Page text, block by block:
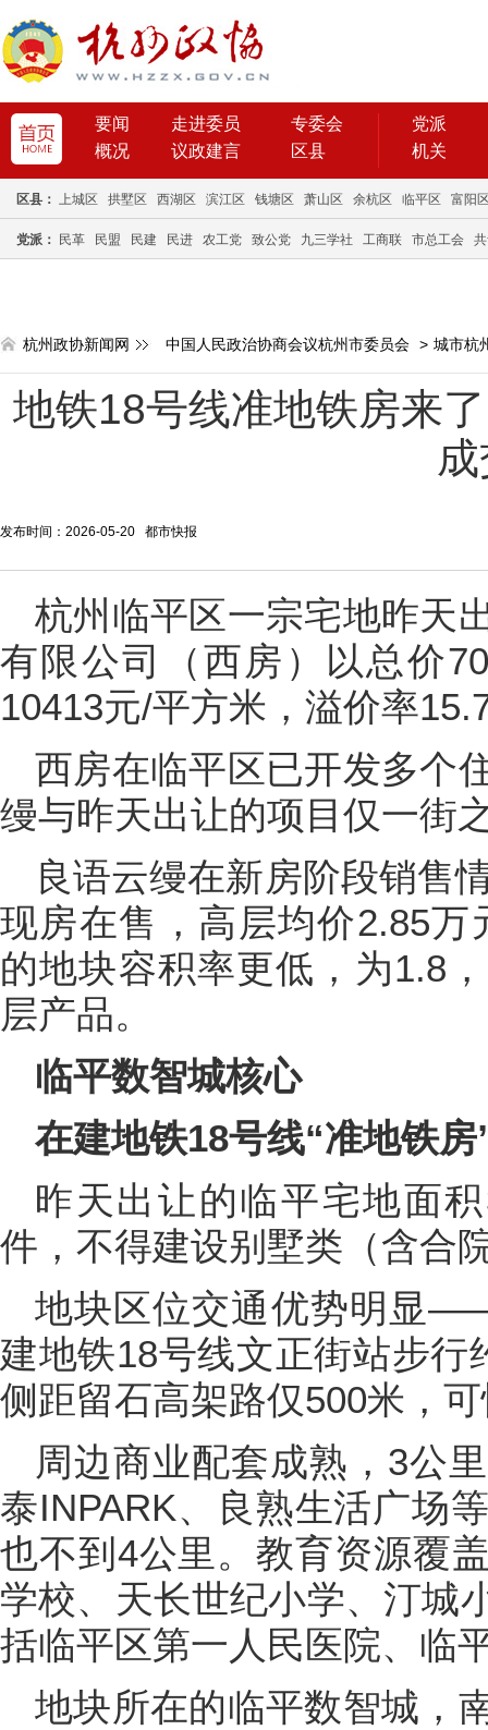
要闻 走进委员
专委会
概况
议政建言 区县
党派
机关
区县： 上城区 拱墅区 西湖区 滨江区 钱塘区 萧山区 余杭区 临平区 富阳
党派： 民革 民盟 民建 民进 农工党 致公党 九三学社 工商联 市总工会
杭州政协新闻网 中国人民政治协商会议杭州市委员会 > 城市杭
地铁18号线准地铁房来
发布时间：2026-05-20 都市快报
杭州临平区一宗宅地昨天
有限公司（西房）以总价
10413元/平方米，溢价率
西房在临平区已开发多个
缦与昨天出让的项目仅一街
良语云缦在新房阶段销售
现房在售，高层均价2.85
的地块容积率更低，为1.8
层产品。
临平数智城核心
在建地铁18号线“准地铁房
昨天出让的临平宅地面
件，不得建设别墅类（含合
地块区位交通优势明显
建地铁18号线文正街站步
侧距留石高架路仅500米，
周边商业配套成熟，3公
泰INPARK、良熟生活广场
也不到4公里。教育资源覆
学校、天长世纪小学、汀城
括临平区第一人民医院、临
地块所在的临平数智城，